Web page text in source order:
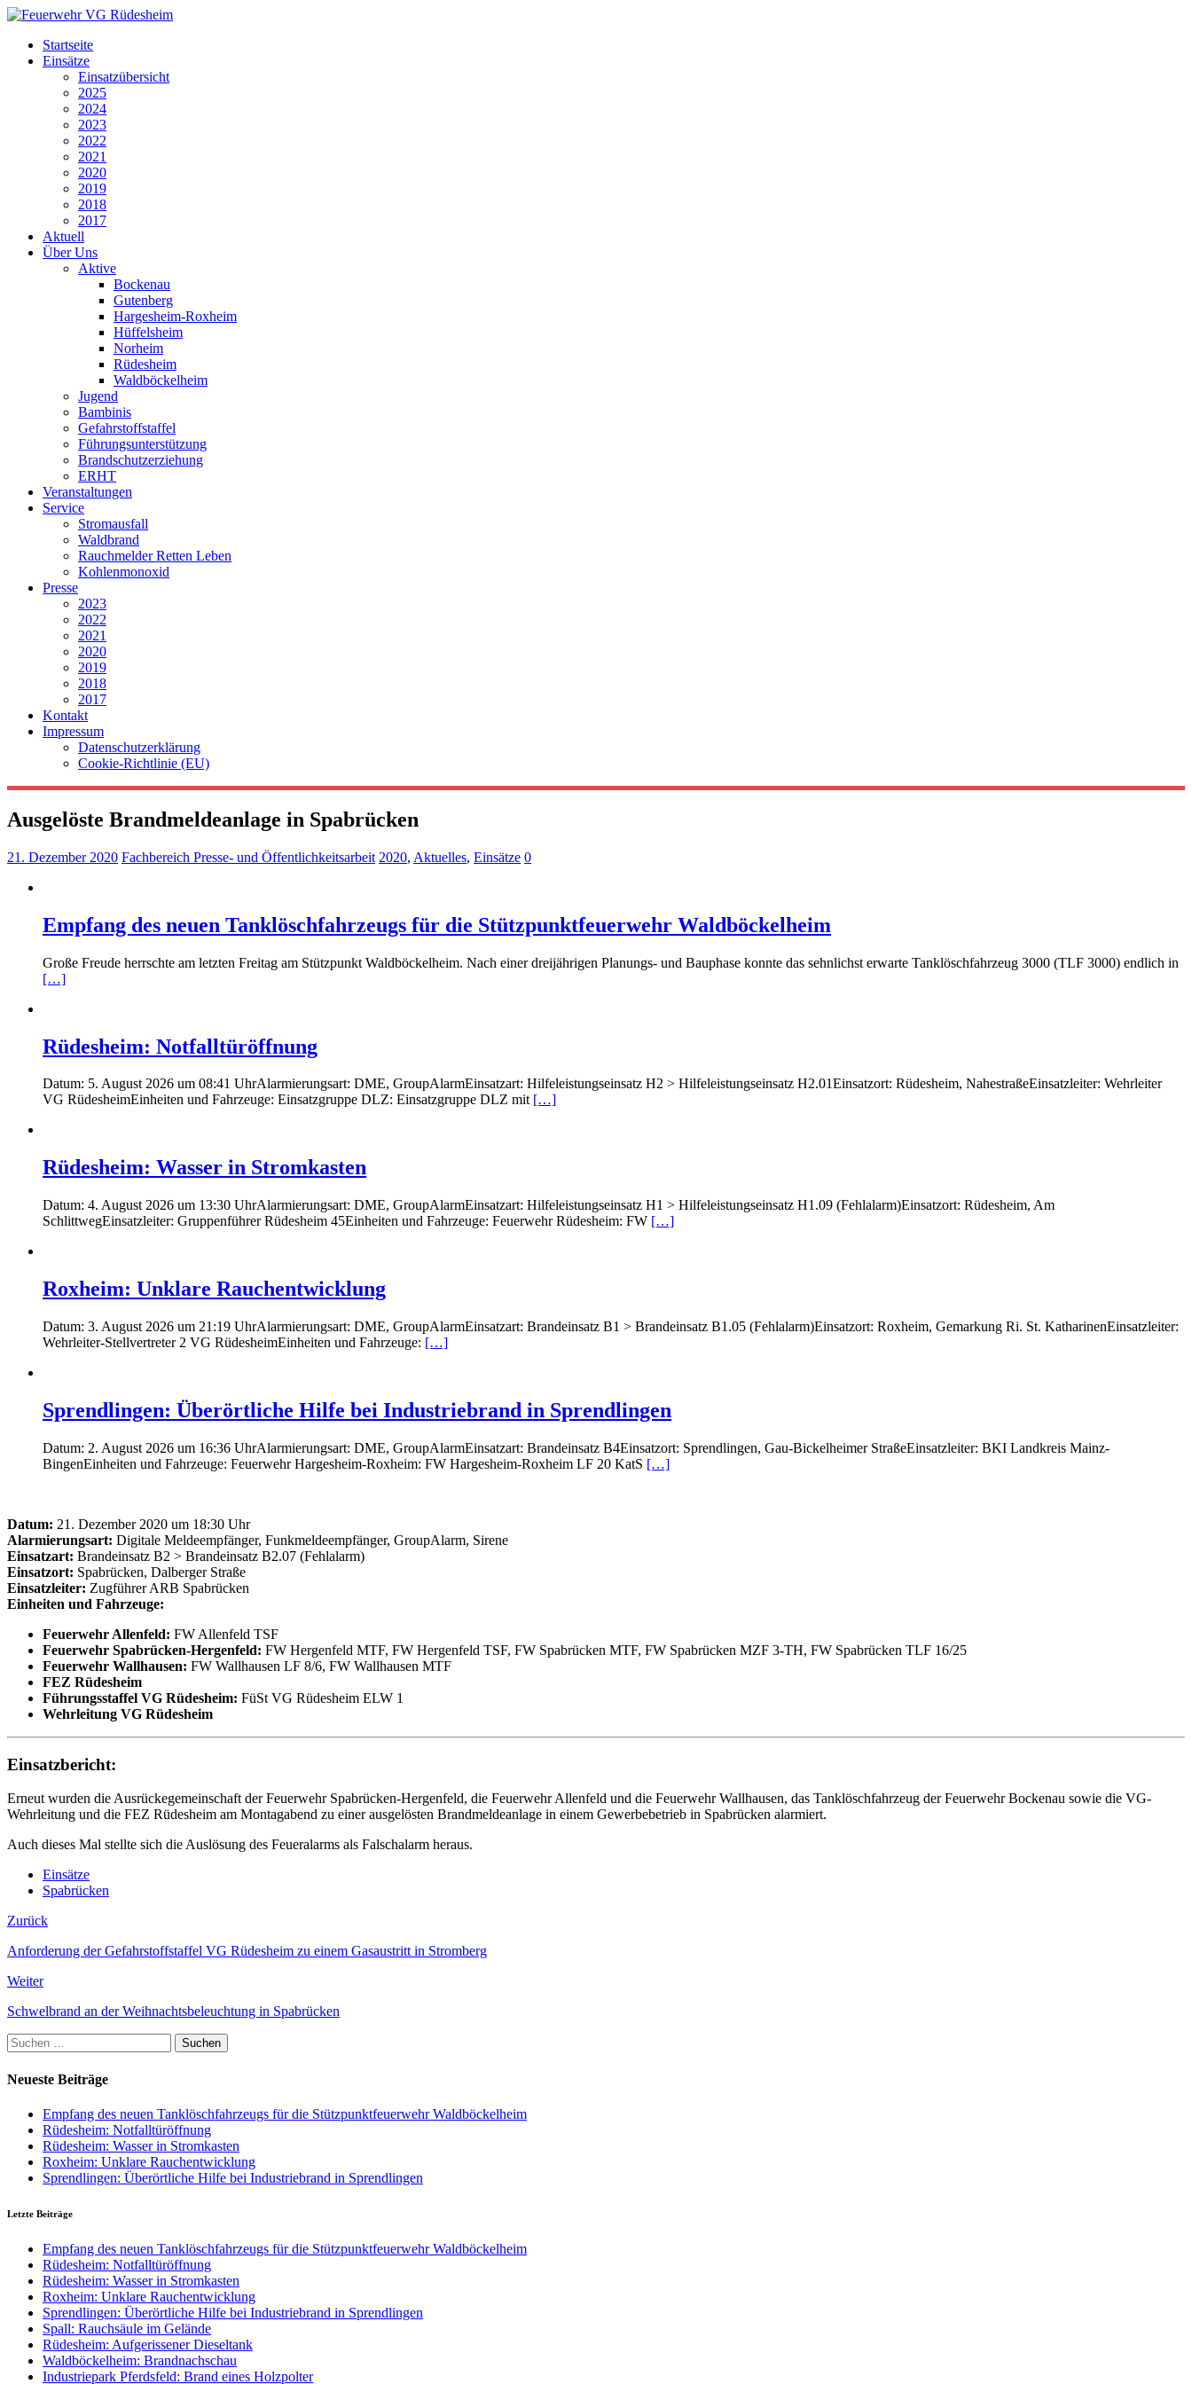
Startseite
Einsätze
Einsatzübersicht
2025
2024
2023
2022
2021
2020
2019
2018
2017
Aktuell
Über Uns
Aktive
Bockenau
Gutenberg
Hargesheim-Roxheim
Hüffelsheim
Norheim
Rüdesheim
Waldböckelheim
Jugend
Bambinis
Gefahrstoffstaffel
Führungsunterstützung
Brandschutzerziehung
ERHT
Veranstaltungen
Service
Stromausfall
Waldbrand
Rauchmelder Retten Leben
Kohlenmonoxid
Presse
2023
2022
2021
2020
2019
2018
2017
Kontakt
Impressum
Datenschutzerklärung
Cookie-Richtlinie (EU)
Ausgelöste Brandmeldeanlage in Spabrücken
21. Dezember 2020 Fachbereich Presse- und Öffentlichkeitsarbeit 2020, Aktuelles, Einsätze 0
Empfang des neuen Tanklöschfahrzeugs für die Stützpunktfeuerwehr Waldböckelheim
Große Freude herrschte am letzten Freitag am Stützpunkt Waldböckelheim. Nach einer dreijährigen Planungs- und Bauphase konnte das sehnlichst erwarte Tanklöschfahrzeug 3000 (TLF 3000) endlich in
[…]
Rüdesheim: Notfalltüröffnung
Datum: 5. August 2026 um 08:41 UhrAlarmierungsart: DME, GroupAlarmEinsatzart: Hilfeleistungseinsatz H2 > Hilfeleistungseinsatz H2.01Einsatzort: Rüdesheim, NahestraßeEinsatzleiter: Wehrleiter
VG RüdesheimEinheiten und Fahrzeuge: Einsatzgruppe DLZ: Einsatzgruppe DLZ mit […]
Rüdesheim: Wasser in Stromkasten
Datum: 4. August 2026 um 13:30 UhrAlarmierungsart: DME, GroupAlarmEinsatzart: Hilfeleistungseinsatz H1 > Hilfeleistungseinsatz H1.09 (Fehlalarm)Einsatzort: Rüdesheim, Am
SchlittwegEinsatzleiter: Gruppenführer Rüdesheim 45Einheiten und Fahrzeuge: Feuerwehr Rüdesheim: FW […]
Roxheim: Unklare Rauchentwicklung
Datum: 3. August 2026 um 21:19 UhrAlarmierungsart: DME, GroupAlarmEinsatzart: Brandeinsatz B1 > Brandeinsatz B1.05 (Fehlalarm)Einsatzort: Roxheim, Gemarkung Ri. St. KatharinenEinsatzleiter:
Wehrleiter-Stellvertreter 2 VG RüdesheimEinheiten und Fahrzeuge: […]
Sprendlingen: Überörtliche Hilfe bei Industriebrand in Sprendlingen
Datum: 2. August 2026 um 16:36 UhrAlarmierungsart: DME, GroupAlarmEinsatzart: Brandeinsatz B4Einsatzort: Sprendlingen, Gau-Bickelheimer StraßeEinsatzleiter: BKI Landkreis Mainz-
BingenEinheiten und Fahrzeuge: Feuerwehr Hargesheim-Roxheim: FW Hargesheim-Roxheim LF 20 KatS […]
Datum: 21. Dezember 2020 um 18:30 Uhr
Alarmierungsart: Digitale Meldeempfänger, Funkmeldeempfänger, GroupAlarm, Sirene
Einsatzart: Brandeinsatz B2 > Brandeinsatz B2.07 (Fehlalarm)
Einsatzort: Spabrücken, Dalberger Straße
Einsatzleiter: Zugführer ARB Spabrücken
Einheiten und Fahrzeuge:
Feuerwehr Allenfeld: FW Allenfeld TSF
Feuerwehr Spabrücken-Hergenfeld: FW Hergenfeld MTF, FW Hergenfeld TSF, FW Spabrücken MTF, FW Spabrücken MZF 3-TH, FW Spabrücken TLF 16/25
Feuerwehr Wallhausen: FW Wallhausen LF 8/6, FW Wallhausen MTF
FEZ Rüdesheim
Führungsstaffel VG Rüdesheim: FüSt VG Rüdesheim ELW 1
Wehrleitung VG Rüdesheim
Einsatzbericht:
Erneut wurden die Ausrückegemeinschaft der Feuerwehr Spabrücken-Hergenfeld, die Feuerwehr Allenfeld und die Feuerwehr Wallhausen, das Tanklöschfahrzeug der Feuerwehr Bockenau sowie die VG-
Wehrleitung und die FEZ Rüdesheim am Montagabend zu einer ausgelösten Brandmeldeanlage in einem Gewerbebetrieb in Spabrücken alarmiert.
Auch dieses Mal stellte sich die Auslösung des Feueralarms als Falschalarm heraus.
Einsätze
Spabrücken
Zurück
Anforderung der Gefahrstoffstaffel VG Rüdesheim zu einem Gasaustritt in Stromberg
Weiter
Schwelbrand an der Weihnachtsbeleuchtung in Spabrücken
Suchen
nach:
Neueste Beiträge
Empfang des neuen Tanklöschfahrzeugs für die Stützpunktfeuerwehr Waldböckelheim
Rüdesheim: Notfalltüröffnung
Rüdesheim: Wasser in Stromkasten
Roxheim: Unklare Rauchentwicklung
Sprendlingen: Überörtliche Hilfe bei Industriebrand in Sprendlingen
Letzte Beiträge
Empfang des neuen Tanklöschfahrzeugs für die Stützpunktfeuerwehr Waldböckelheim
Rüdesheim: Notfalltüröffnung
Rüdesheim: Wasser in Stromkasten
Roxheim: Unklare Rauchentwicklung
Sprendlingen: Überörtliche Hilfe bei Industriebrand in Sprendlingen
Spall: Rauchsäule im Gelände
Rüdesheim: Aufgerissener Dieseltank
Waldböckelheim: Brandnachschau
Industriepark Pferdsfeld: Brand eines Holzpolter